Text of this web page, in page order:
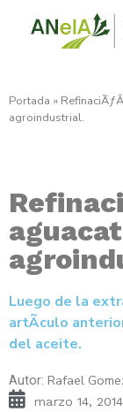
Portada »
agroindustrial.
Luego de la
artÃ­culo
del aceite.
Autor: Rafael
marzo 14, 2014